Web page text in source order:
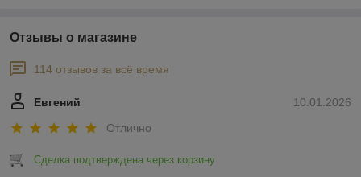
Отзывы о магазине
114 отзывов за всё время
10.01.2026
Евгений
Отлично
Сделка подтверждена через корзину